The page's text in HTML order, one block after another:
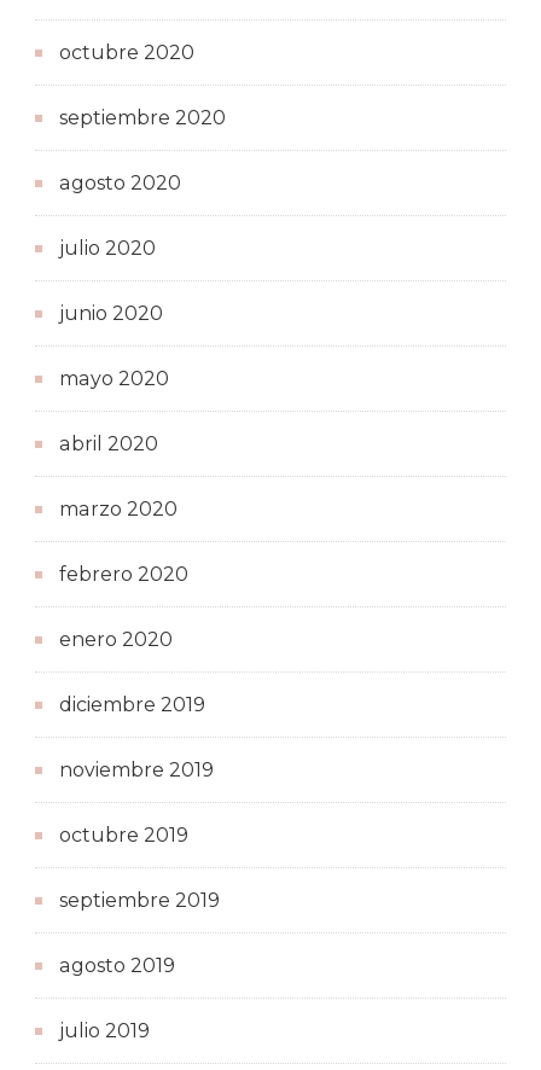
octubre 2020
septiembre 2020
agosto 2020
julio 2020
junio 2020
mayo 2020
abril 2020
marzo 2020
febrero 2020
enero 2020
diciembre 2019
noviembre 2019
octubre 2019
septiembre 2019
agosto 2019
julio 2019